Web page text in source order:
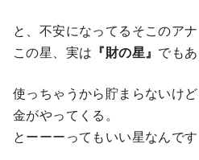
と、不安になってるそこのアナ
この星、実は 『財の星』 でもあ
使っちゃうから貯まらないけ
金がやってくる。
とーーーってもいい星なんです